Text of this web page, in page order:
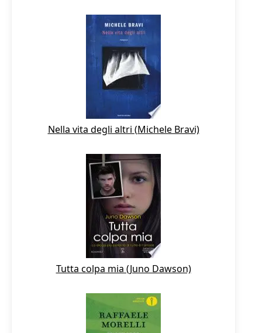
Nella vita degli altri (Michele Bravi)
Tutta colpa mia (Juno Dawson)